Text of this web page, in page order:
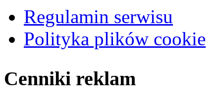
Regulamin serwisu
Polityka plików cookie
Cenniki reklam